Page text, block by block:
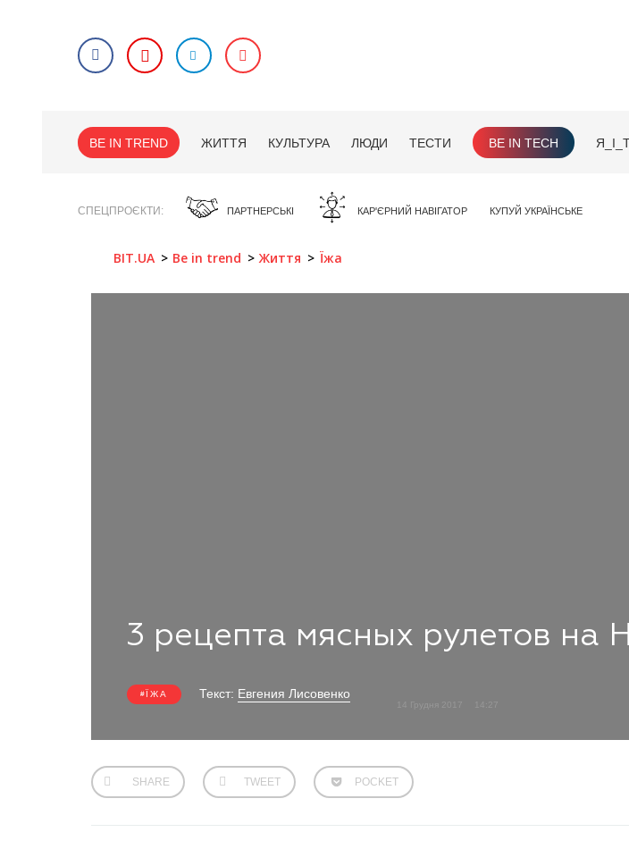
BE IN TREND ЖИТТЯ КУЛЬТУРА ЛЮДИ ТЕСТИ BE IN TECH
СПЕЦПРОЄКТИ ПАРТНЕРСЬКІ КАР'ЄРНИЙ НАВІГАТОР КУПУЙ УКРАЇНСЬКЕ
BIT.UA Be in trend Життя Їжа
3 рецепта мясных рулетов на
ЇЖА Текст: Евгения Лисовенко
14 Грудня 2017 14:27
SHARE TWEET POCKET